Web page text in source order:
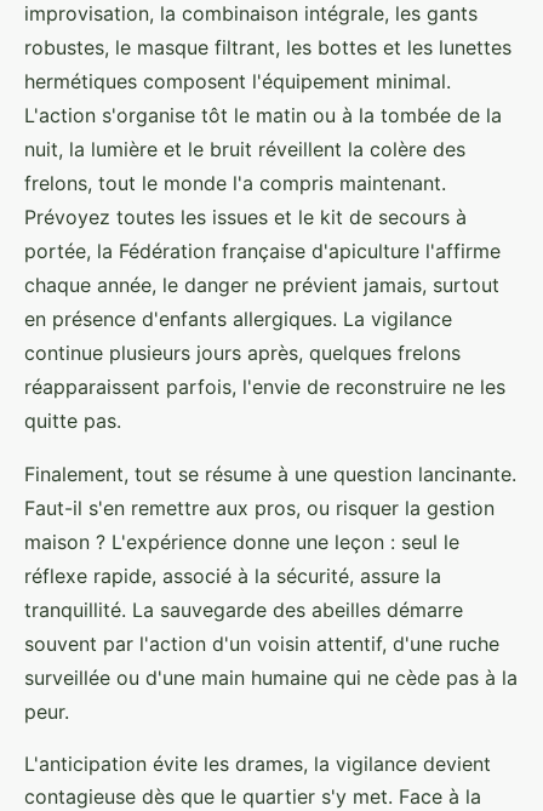
improvisation, la combinaison intégrale, les gants
robustes, le masque filtrant, les bottes et les lunettes
hermétiques composent l'équipement minimal.
L'action s'organise tôt le matin ou à la tombée de la
nuit, la lumière et le bruit réveillent la colère des
frelons, tout le monde l'a compris maintenant.
Prévoyez toutes les issues et le kit de secours à
portée, la Fédération française d'apiculture l'affirme
chaque année, le danger ne prévient jamais, surtout
en présence d'enfants allergiques. La vigilance
continue plusieurs jours après, quelques frelons
réapparaissent parfois, l'envie de reconstruire ne les
quitte pas.
Finalement, tout se résume à une question lancinante.
Faut-il s'en remettre aux pros, ou risquer la gestion
maison ? L'expérience donne une leçon : seul le
réflexe rapide, associé à la sécurité, assure la
tranquillité. La sauvegarde des abeilles démarre
souvent par l'action d'un voisin attentif, d'une ruche
surveillée ou d'une main humaine qui ne cède pas à la
peur.
L'anticipation évite les drames, la vigilance devient
contagieuse dès que le quartier s'y met. Face à la